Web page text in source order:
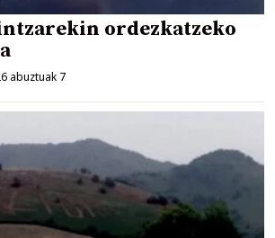
ordezkatzeko
abuztuak 7